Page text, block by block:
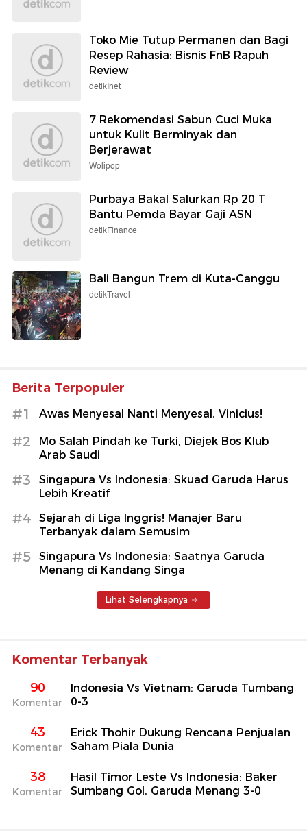
Toko Mie Tutup Permanen dan Bagi
Resep Rahasia: Bisnis FnB Rapuh
Review
detikInet
7 Rekomendasi Sabun Cuci Muka
untuk Kulit Berminyak dan
Berjerawat
Wolipop
Purbaya Bakal Salurkan Rp 20 T
Bantu Pemda Bayar Gaji ASN
detikFinance
Bali Bangun Trem di Kuta-Canggu
detikTravel
Berita Terpopuler
#1 Awas Menyesal Nanti Menyesal, Vinicius!
#2
Mo Salah Pindah ke Turki, Diejek Bos Klub
Arab Saudi
#3
Singapura Vs Indonesia: Skuad Garuda Harus
Lebih Kreatif
#4
Sejarah di Liga Inggris! Manajer Baru
Terbanyak dalam Semusim
#5
Singapura Vs Indonesia: Saatnya Garuda
Menang di Kandang Singa
Lihat Selengkapnya
Komentar Terbanyak
90
Komentar
Indonesia Vs Vietnam: Garuda Tumbang
0-3
43
Komentar
Erick Thohir Dukung Rencana Penjualan
Saham Piala Dunia
38
Komentar
Hasil Timor Leste Vs Indonesia: Baker
Sumbang Gol, Garuda Menang 3-0